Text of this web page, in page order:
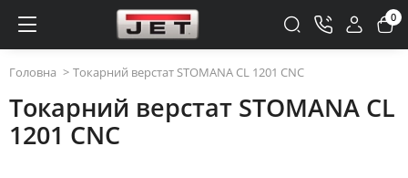
0
Головна Токарний верстат STOMANA CL 1201 CNC
Токарний верстат STOMANA CL
1201 CNC